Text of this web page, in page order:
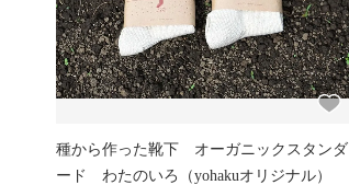
種から作った靴下 オーガニックスタンダ
ード わたのいろ（yohakuオリジナル）